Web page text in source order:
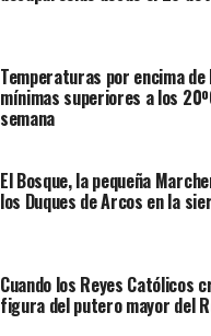
Temperaturas por encima de
mínimas superiores a los
semana
El Bosque, la pequeña
los Duques de Arcos en la
Cuando los Reyes Católicos
figura del putero mayor del